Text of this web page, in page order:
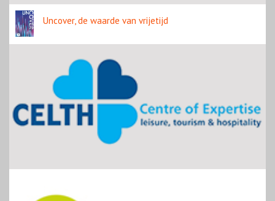
Uncover, de waarde van vrijetijd